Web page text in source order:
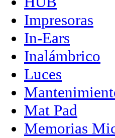
Impresoras
In-Ears
Inalámbrico
Luces
Mat Pad
Memorias